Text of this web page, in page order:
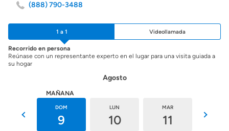
(888) 790-3488
1 a 1 Videollamada
Recorrido en persona
Reúnase con un representante experto en el lugar para una visita guiada a
su hogar
Agosto
MAÑANA
DOM
9
LUN
10
MAR
11